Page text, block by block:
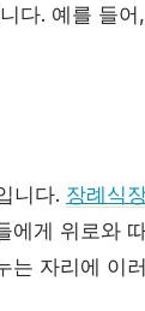
다. 예를 들
니다. 장례식
에게 위로와
는 자리에 이